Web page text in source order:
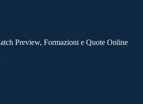
Preview, Formazioni e Quote Online